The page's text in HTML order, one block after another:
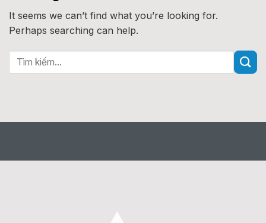
It seems we can’t find what you’re looking for.
Perhaps searching can help.